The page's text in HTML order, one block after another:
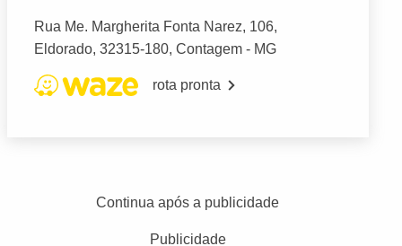
Rua Me. Margherita Fonta Narez, 106,
Eldorado, 32315-180, Contagem - MG
rota pronta
Continua após a publicidade
Publicidade